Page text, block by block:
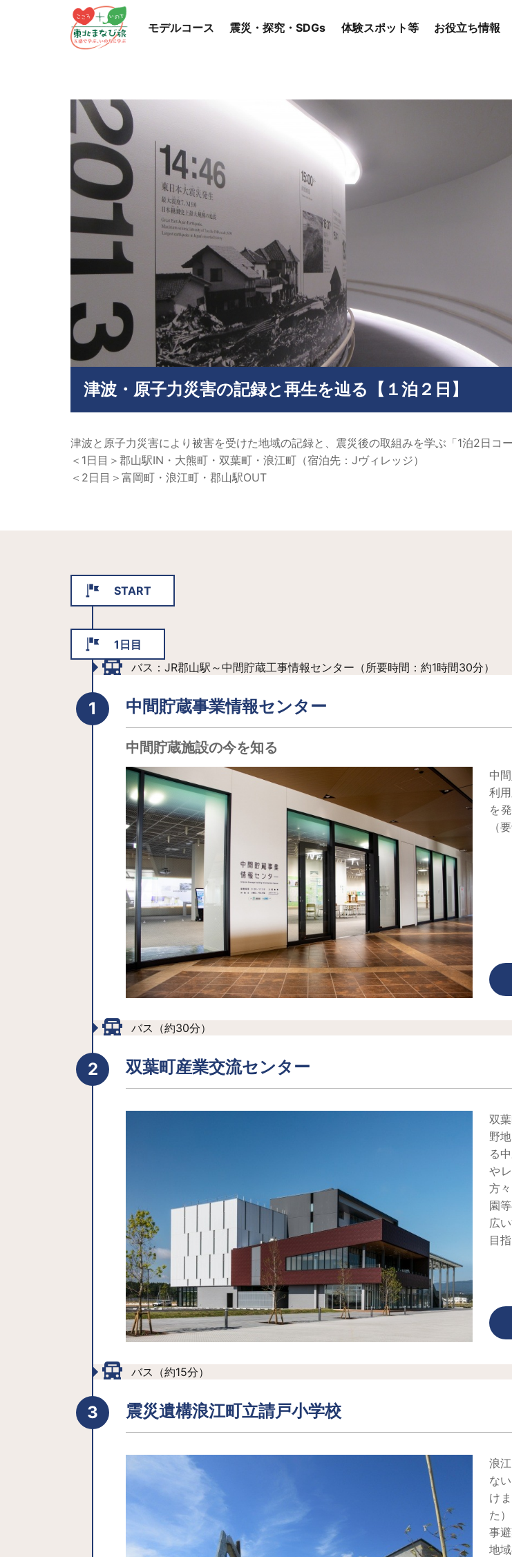
モデルコース 震災・探究・SDGs 体験スポット等 お役立ち情報
津波・原子力災害の記録と再生を辿る【１泊２日】
津波と原子力災害により被害を受けた地域の記録と、震災後の取組みを学ぶ「1泊2日コー
＜1日目＞郡山駅IN・大熊町・双葉町・浪江町（宿泊先：Jヴィレッジ）
＜2日目＞富岡町・浪江町・郡山駅OUT
START
1日目
バス：JR郡山駅～中間貯蔵工事情報センター（所要時間：約1時間30分）
中間貯蔵事業情報センター
中間貯蔵施設の今を知る
中
利
を
（
バス（約30分）
双葉町産業交流センター
双
野
る
や
方
園
広
目
バス（約15分）
震災遺構浪江町立請戸小学校
浪
な
け
た
事
地